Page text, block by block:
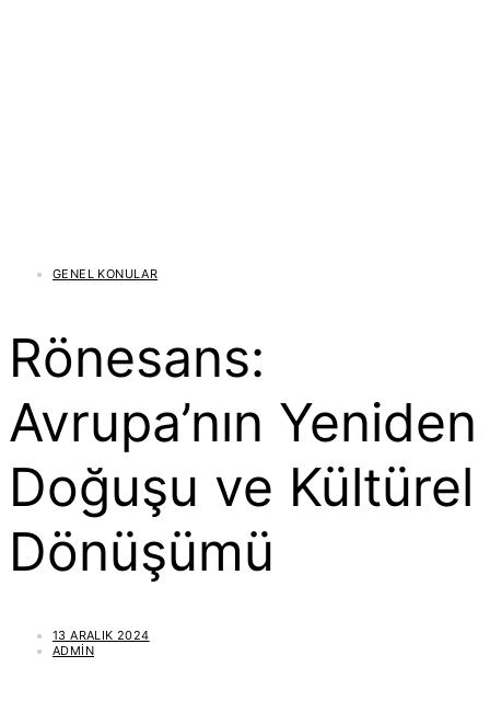
GENEL KONULAR
Rönesans:
Avrupa’nın Yeniden
Doğuşu ve Kültürel
Dönüşümü
13 ARALIK 2024
ADMIN